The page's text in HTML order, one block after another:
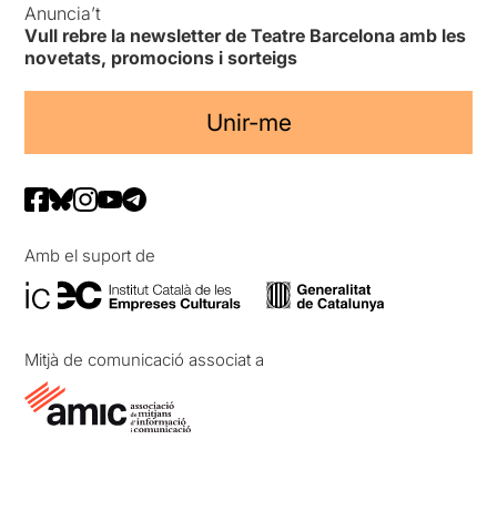
Anuncia’t
Vull rebre la newsletter de Teatre Barcelona amb les
novetats, promocions i sorteigs
Unir-me
Amb el suport de
Mitjà de comunicació associat a